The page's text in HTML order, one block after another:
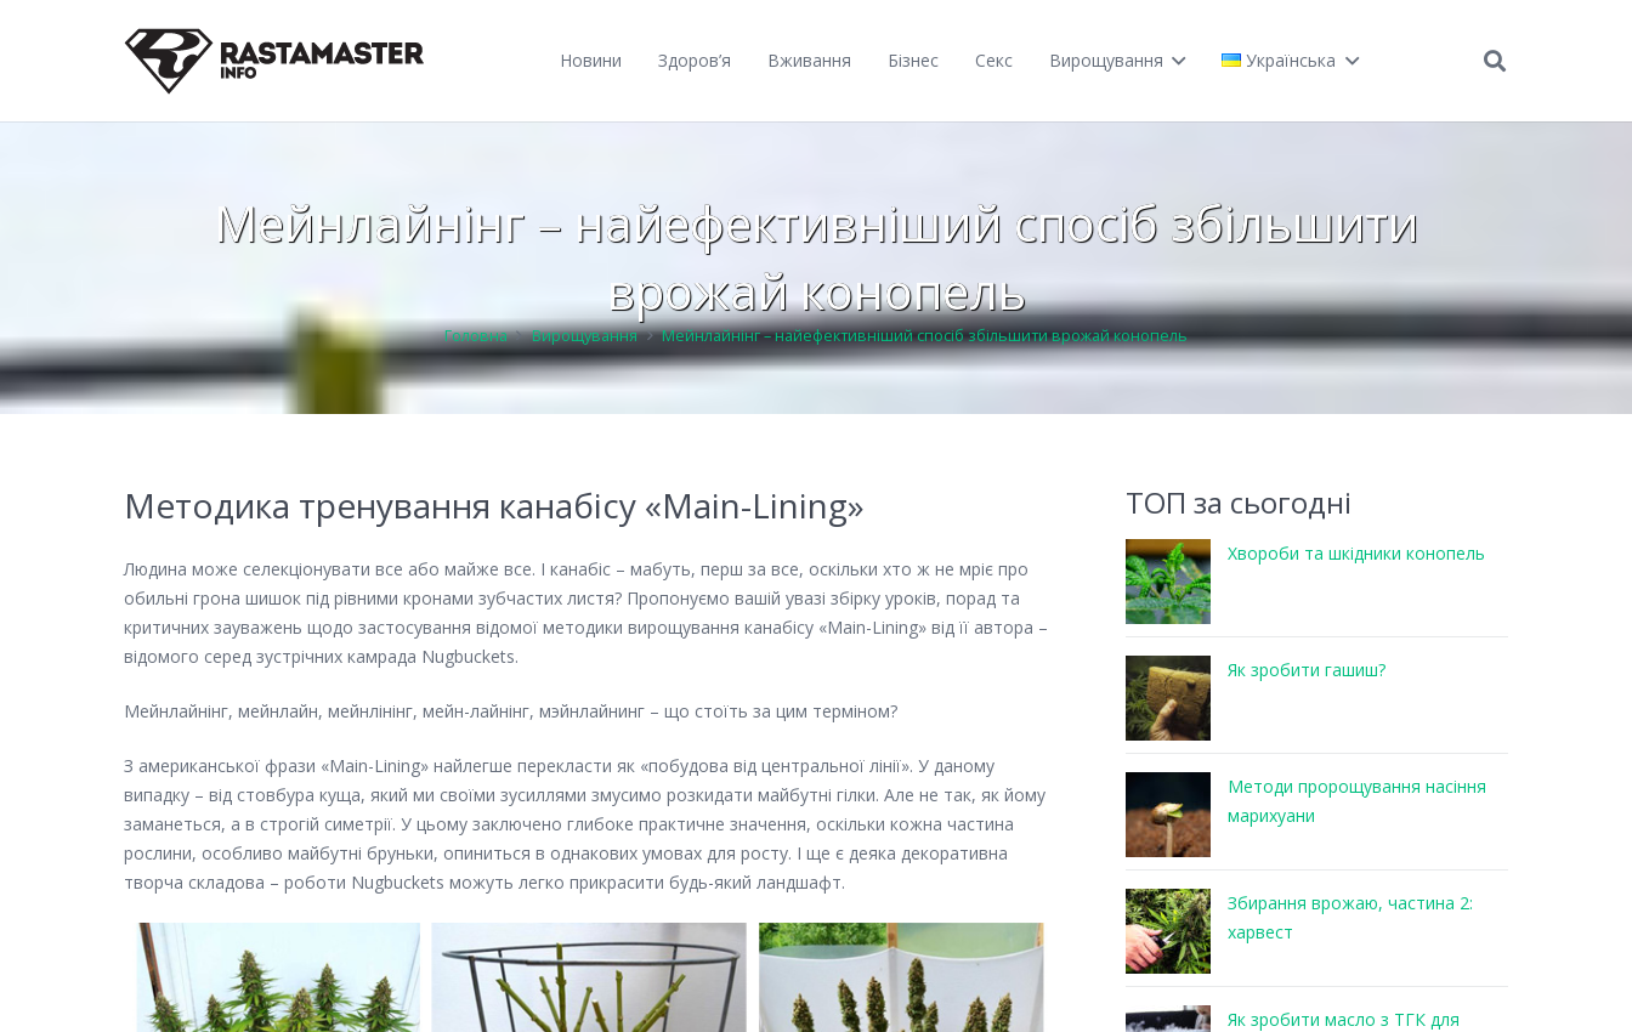
Новини Здоров’я Вживання Бізнес Секс Вирощування Українська
Мейнлайнінг – найефективніший спосіб збільшити
врожай конопель
Головна Вирощування Мейнлайнінг – найефективніший спосіб збільшити врожай конопель
Методика тренування канабісу «Main-Lining»
Людина може селекціонувати все або майже все. І канабіс – мабуть, перш за все, оскільки хто ж не мріє про
обильні грона шишок під рівними кронами зубчастих листя? Пропонуємо вашій увазі збірку уроків, порад та
критичних зауважень щодо застосування відомої методики вирощування канабісу «Main-Lining» від її автора –
відомого серед зустрічних камрада Nugbuckets.
Мейнлайнінг, мейнлайн, мейнлінінг, мейн-лайнінг, мэйнлайнинг – що стоїть за цим терміном?
З американської фрази «Main-Lining» найлегше перекласти як «побудова від центральної лінії». У даному
випадку – від стовбура куща, який ми своїми зусиллями змусимо розкидати майбутні гілки. Але не так, як йому
заманеться, а в строгій симетрії. У цьому заключено глибоке практичне значення, оскільки кожна частина
рослини, особливо майбутні бруньки, опиниться в однакових умовах для росту. І ще є деяка декоративна
творча складова – роботи Nugbuckets можуть легко прикрасити будь-який ландшафт.
ТОП за сьогодні
Хвороби та шкідники конопель
Як зробити гашиш?
Методи пророщування насіння
марихуани
Збирання врожаю, частина 2:
харвест
Як зробити масло з ТГК для